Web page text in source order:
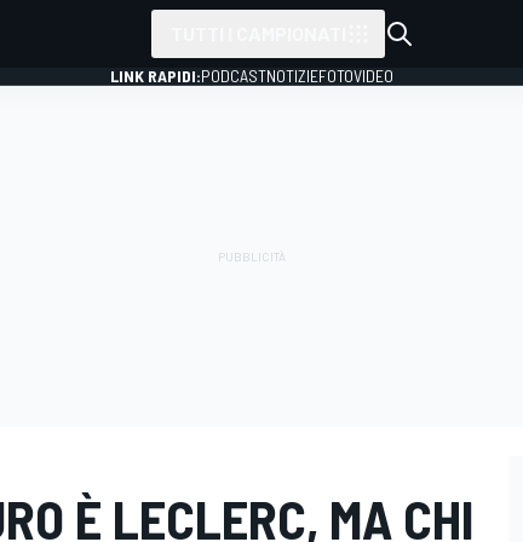
LINK RAPIDI:PODCASTNOTIZIEFOTOVIDEO
È LECLERC, MA CHI